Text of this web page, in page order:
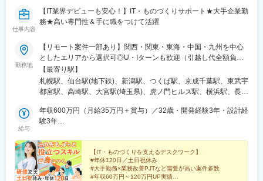
神戸三宮駅(阪神)、姫路駅、岡山駅前駅、胡町駅、高松築港駅、天
神南駅、辛島町駅、南公園駅、湊川駅、小路駅、常盤駅(岡山県)、
(地下鉄)、六本木一丁目駅、ＪＲ難波駅、観月橋駅、海老江駅、中
之島駅、なにわ橋駅、甘木駅(甘木鉄道線)、住之江公園駅、上前津
駅、久屋大通駅、平沼橋駅、国道駅、蒔田駅、赤羽岩淵駅、セン
ター北駅、勾当台公園駅、本笠寺駅、自由ケ丘駅(愛知県)、出島
駅、北１２条駅、あおば通駅、新千葉駅、神谷町駅、新高島駅、
日吉町駅、新浜松駅、名鉄名古屋駅、梅田駅(地下鉄)、富山駅、京
都河原町駅、三ノ宮駅、西川緑道公園駅、銀山町駅、西鉄福岡
駅、西辛島町駅、市民広場駅、三滝駅、舟入本町駅、花田口駅、
麻布十番駅、大国町駅、桃山御陵前駅、野田駅(阪神線)、肥後橋
前、五島町駅
仕事内容
【IT業界デビューも安心！】IT・ものづくりサポート★大手企業勤
務★高い専門性＆手に職をつけて活躍
勤務地
【リモート案件一部あり】関西・関東・東海・中国・九州を中心
としたエリアから選択可◎U・Iターンも歓迎（引越し代全額負担
など制度も完備！）◎プロジェクトにより、一部完全在宅／フル
リモート業務もあります。■関西エリア（大阪、京都、兵庫、奈
良、和歌山、滋賀）■関東エリア（東京、神奈川、千葉、埼玉、栃
エリア（広島、岡山、松山など）■九州エリア（福岡、熊本など）
のプロジェクト先◎転居を伴う転勤は、基本的には本人が希望す
【最寄り駅】
札幌駅、仙台駅(地下鉄)、新潟駅、つくば駅、京成千葉駅、東武宇
都宮駅、高崎駅、大宮駅(埼玉県)、虎ノ門ヒルズ駅、横浜駅、長野
線)、インテック本社前駅、烏丸駅、三宮駅(神戸新交通)、山陽姫
路駅、岡山駅、八丁堀駅(広島県)、高松駅(香川県)、天神駅、花畑
尾駅、水島駅、通津駅、福山駅、岩国駅、可部駅、横川駅(広島
県)、東広島駅、山西駅、本町六丁目駅、金川駅、東野駅(京都
府)、東山・おかでんミュージアム駅、衣山駅、山麓駅(皿倉山)、
堺筋本町駅、鷹野橋駅、堺駅、比治山下駅、広域公園前駅、横川
給与
年収600万円（月給35万円＋賞与）／32歳・開発経験3年・設計経
験3年
PM経験10年
【IT・ものづくりを支えるデスクワーク】
#年休120日／土日祝休み
#大手勤務×業務改善PJTなど需要が高い案件多数
#年収60万円～120万円UP実績